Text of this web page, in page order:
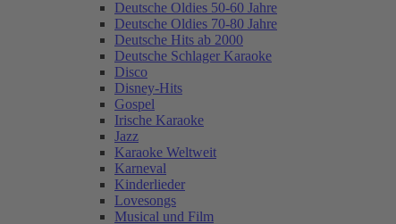
Deutsche Oldies 50-60 Jahre
Deutsche Oldies 70-80 Jahre
Deutsche Hits ab 2000
Deutsche Schlager Karaoke
Disco
Disney-Hits
Gospel
Irische Karaoke
Jazz
Karaoke Weltweit
Karneval
Kinderlieder
Lovesongs
Musical und Film